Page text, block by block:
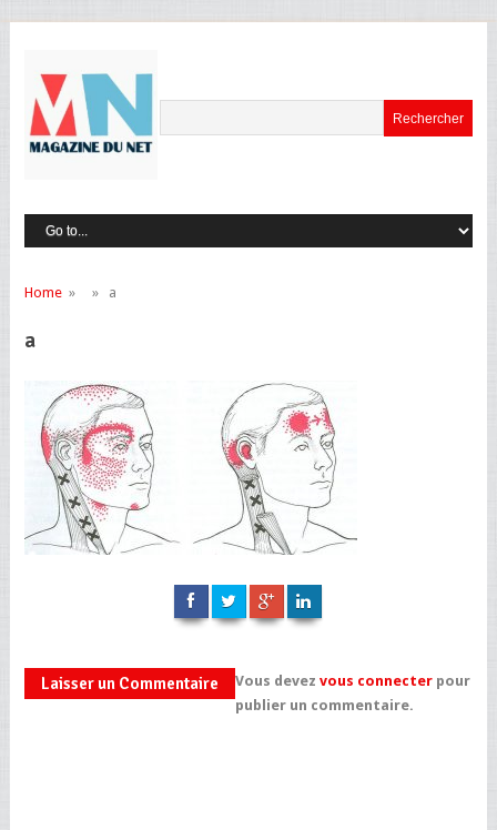
Home» » a
a
Laisser un Commentaire Vous devez vous connecterpour
publier un commentaire.